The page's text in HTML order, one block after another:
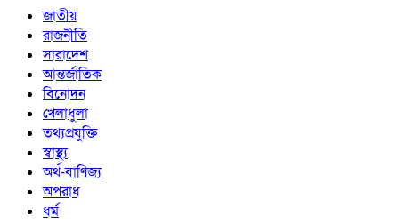
জাতীয়
রাজনীতি
সারাদেশ
আন্তর্জাতিক
বিনোদন
খেলাধুলা
তথ্যপ্রযুক্তি
স্বাস্থ্য
অর্থ-বাণিজ্য
অপরাধ
ধর্ম